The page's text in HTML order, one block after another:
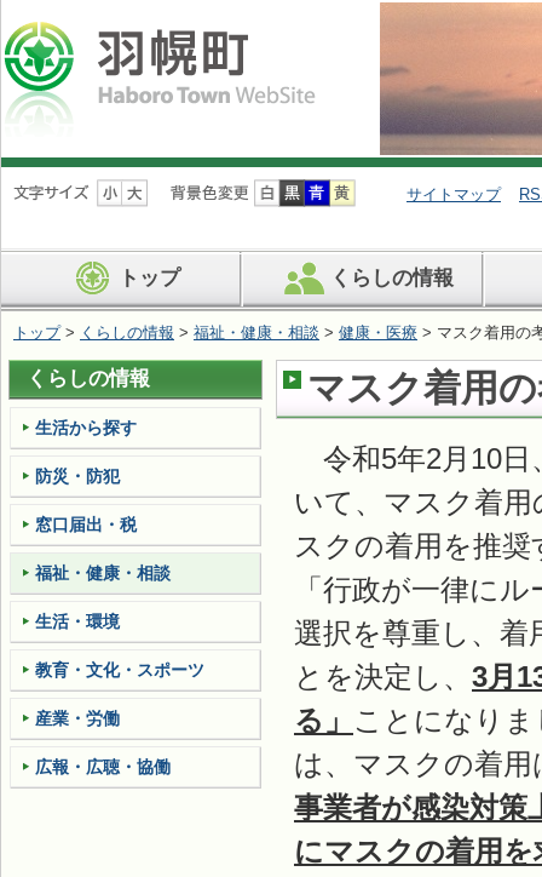
ナ
ビ
ン
を
ば
す
サイトマップ
トップ くらしの情報
トップ> くらしの情報 > 福祉・健康・相談 > 健康・医療 > マスク着用の
マスク着用
令和5年2月10日
いて、マスク着
スクの着用を推
「行政が一律に
選択を尊重し、
とを決定し、 3月
る」 ことになり
は、マスクの着
事業者が感染対策
にマスクの着用
くらしの情報
生活から探す
防災・防犯
窓口届出・税
福祉・健康・相談
生活・環境
教育・文化・スポーツ
産業・労働
広報・広聴・協働